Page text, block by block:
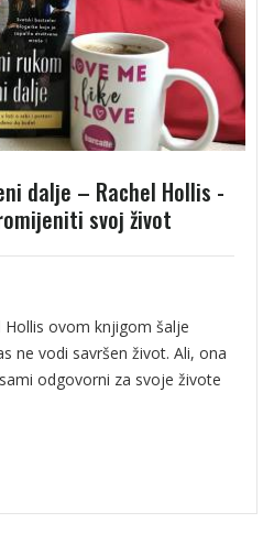
dalje – Rachel Hollis -
svoj život
Hollis ovom knjigom šalje
ne vodi savršen život. Ali, ona
odgovorni za svoje živote